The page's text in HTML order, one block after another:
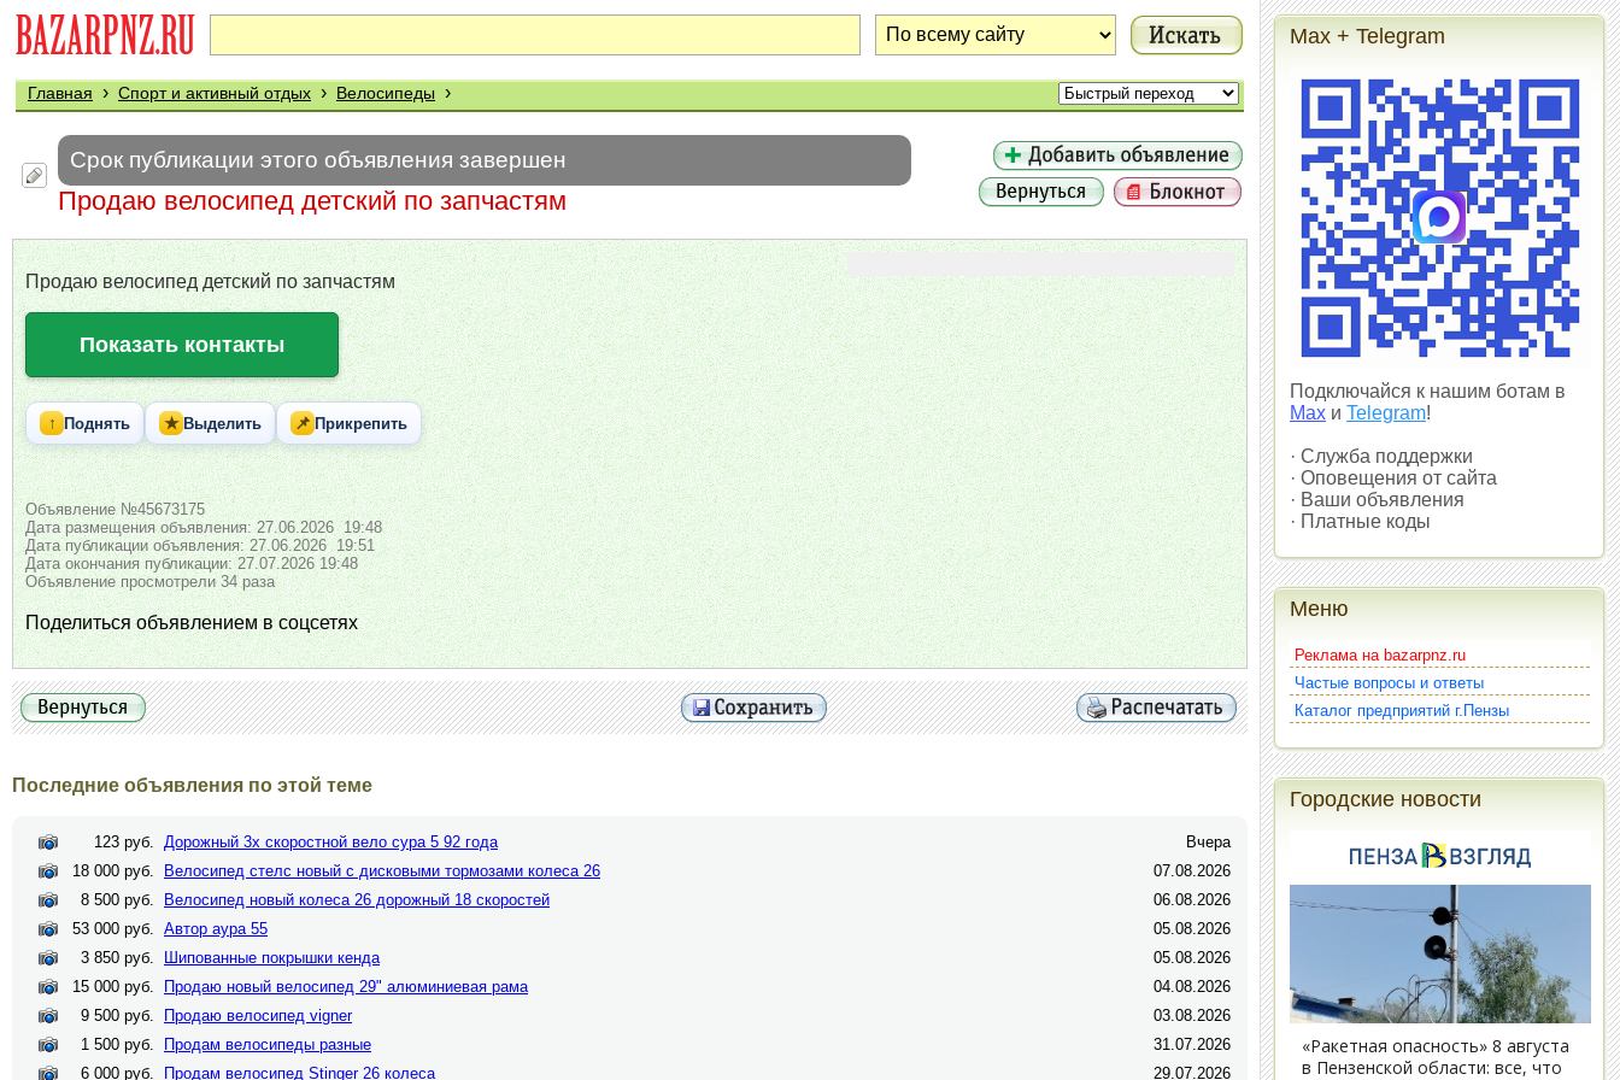
Главная › Спорт и активный отдых › Велосипеды ›
Срок публикации этого объявления завершен
Продаю велосипед детский по запчастям
Продаю велосипед детский по запчастям
Показать контакты
↑ Поднять ★ Выделить 📌 Прикрепить
Объявление №45673175
Дата размещения объявления: 27.06.2026 19:48
Дата публикации объявления: 27.06.2026 19:51
Дата окончания публикации: 27.07.2026 19:48
Объявление просмотрели 34 раза
Поделиться объявлением в соцсетях
Последние объявления по этой теме
123 руб. Дорожный 3х скоростной вело сура 5 92 года
Вчера
18 000 руб.
Велосипед стелс новый с дисковыми тормозами колеса 26
07.08.2026
8 500 руб.
Велосипед новый колеса 26 дорожный 18 скоростей
06.08.2026
53 000 руб. Автор аура 55
05.08.2026
3 850 руб.
Шипованные покрышки кенда
05.08.2026
15 000 руб.
Продаю новый велосипед 29" алюминиевая рама
04.08.2026
9 500 руб.
Продаю велосипед vigner
03.08.2026
1 500 руб.
Продам велосипеды разные
31.07.2026
6 000 руб.
Продам велосипед Stinger 26 колеса 29.07.2026
Max + Telegram
Подключайся к нашим ботам в
Max и Telegram!
· Служба поддержки
· Оповещения от сайта
· Ваши объявления
· Платные коды
Меню
Реклама на bazarpnz.ru
Частые вопросы и ответы
Каталог предприятий г.Пензы
Городские новости